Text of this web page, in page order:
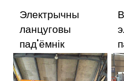
Электрычны
ланцуговы
пад'ёмнік